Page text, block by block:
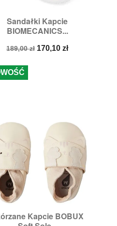
Sandałki Kapcie
BIOMECANICS...
Cena
189,00 zł Cena
170,10 zł
Szybki podgląd
Rozmiary: 22,24
Kapcie BOBUX
Szybki podgląd